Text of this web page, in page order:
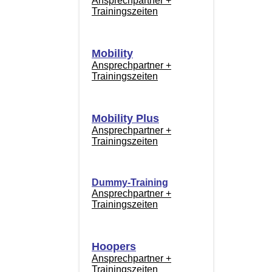
Trainingszeiten
Mobility
Ansprechpartner +
Trainingszeiten
Mobility Plus
Ansprechpartner +
Trainingszeiten
Dummy-Training
Ansprechpartner +
Trainingszeiten
Hoopers
Ansprechpartner +
Trainingszeiten